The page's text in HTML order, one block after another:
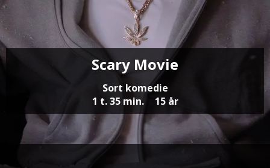
Scary Movie
Sort komedie
1 t. 35 min.
15 år